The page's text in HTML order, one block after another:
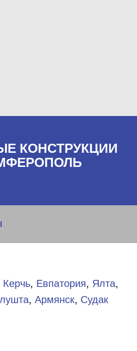
КОНСТРУКЦИИ
Керчь, Евпатория, Ялта,
, Армянск, Судак